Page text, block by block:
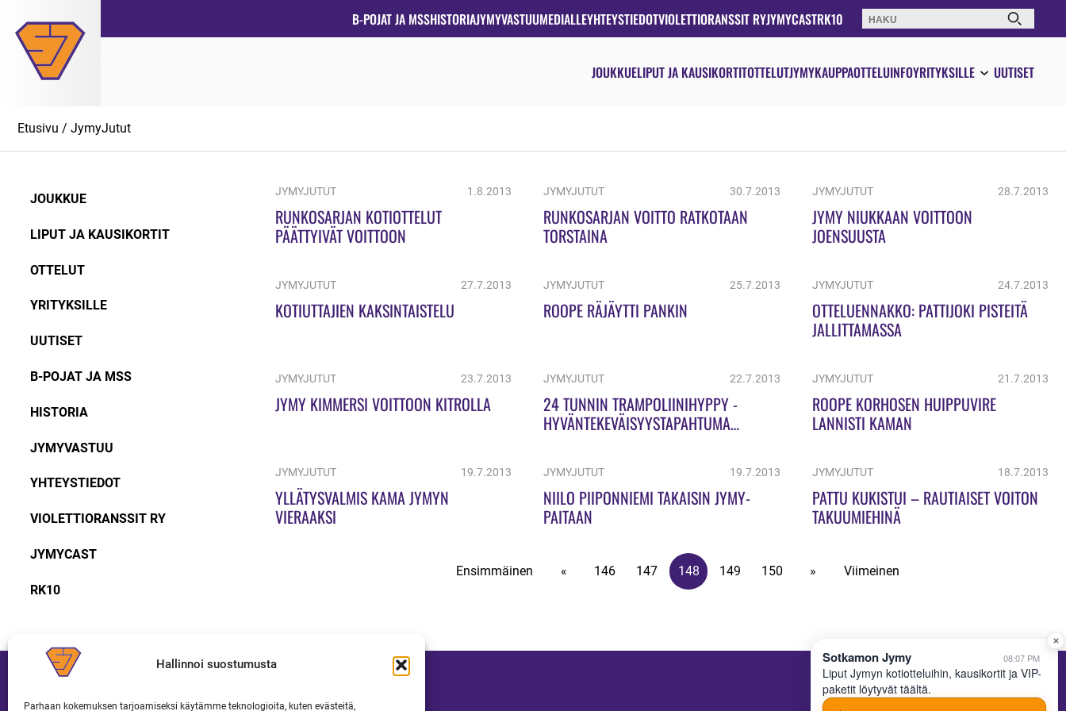
Hallinnoi suostumusta
Parhaan kokemuksen tarjoamiseksi käytämme teknologioita, kuten evästeitä,
suoraan
sisältöön
B-POJAT JA MSSHISTORIAJYMYVASTUUMEDIALLEYHTEYSTIEDOTVIOLETTIORANSSIT RYJYMYCASTRK10 Haku:
JOUKKUELIPUT JA KAUSIKORTITOTTELUTJYMYKAUPPAOTTELUINFOYRITYKSILLE UUTISET
Etusivu / JymyJutut
JOUKKUE
LIPUT JA KAUSIKORTIT
OTTELUT
YRITYKSILLE
UUTISET
B-POJAT JA MSS
HISTORIA
JYMYVASTUU
YHTEYSTIEDOT
VIOLETTIORANSSIT RY
JYMYCAST
RK10
JYMYJUTUT 1.8.2013
RUNKOSARJAN KOTIOTTELUT
PÄÄTTYIVÄT VOITTOON
JYMYJUTUT 30.7.2013
RUNKOSARJAN VOITTO RATKOTAAN
TORSTAINA
JYMYJUTUT 28.7.2013
JYMY NIUKKAAN VOITTOON
JOENSUUSTA
JYMYJUTUT 27.7.2013
KOTIUTTAJIEN KAKSINTAISTELU
JYMYJUTUT 25.7.2013
ROOPE RÄJÄYTTI PANKIN
JYMYJUTUT 24.7.2013
OTTELUENNAKKO: PATTIJOKI PISTEITÄ
JALLITTAMASSA
JYMYJUTUT 23.7.2013
JYMY KIMMERSI VOITTOON KITROLLA
JYMYJUTUT 22.7.2013
24 TUNNIN TRAMPOLIINIHYPPY -
HYVÄNTEKEVÄISYYSTAPAHTUMA
JYMYJUTUT 21.7.2013
ROOPE KORHOSEN HUIPPUVIRE
LANNISTI KAMAN
JYMYJUTUT 19.7.2013
YLLÄTYSVALMIS KAMA JYMYN
VIERAAKSI
JYMYJUTUT 19.7.2013
NIILO PIIPONNIEMI TAKAISIN JYMY-
PAITAAN
JYMYJUTUT 18.7.2013
PATTU KUKISTUI – RAUTIAISET VOITON
TAKUUMIEHINÄ
Ensimmäinen « 146 147 148 149 150 » Viimeinen